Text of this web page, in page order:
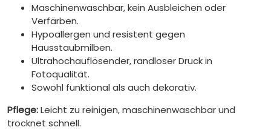
Maschinenwaschbar, kein Ausbleichen oder
Verfärben.
Hypoallergen und resistent gegen
Hausstaubmilben.
Ultrahochauflösender, randloser Druck in
Fotoqualität.
Sowohl funktional als auch dekorativ.
Pflege:Leicht zu reinigen, maschinenwaschbar und
trocknet schnell.